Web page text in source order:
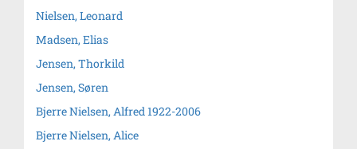
Nielsen, Leonard
Madsen, Elias
Jensen, Thorkild
Jensen, Søren
Bjerre Nielsen, Alfred 1922-2006
Bjerre Nielsen, Alice